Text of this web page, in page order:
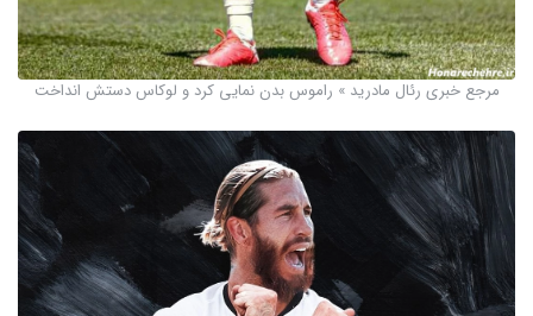
مرجع خبری رئال مادرید » راموس بدن نمایی کرد و لوکاس دستش انداخت